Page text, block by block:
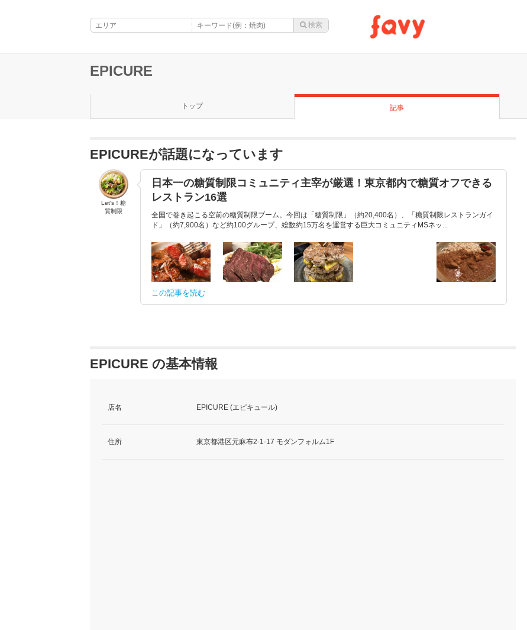
EPICURE
トップ 記事
EPICUREが話題になっています
Let's！糖
質制限
日本一の糖質制限コミュニティ主宰が厳選！東京都内で糖質オフできる
レストラン16選
全国で巻き起こる空前の糖質制限ブーム。今回は「糖質制限」（約20,400名）、「糖質制限レストランガイ
ド」（約7,900名）など約100グループ、総数約15万名を運営する巨大コミュニティMSネッ...
この記事を読む
EPICURE の基本情報
店名 EPICURE (エピキュール)
住所 東京都港区元麻布2-1-17 モダンフォルム1F